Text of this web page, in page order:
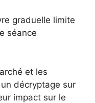
graduelle limite
séance
et les
décryptage sur
impact sur le